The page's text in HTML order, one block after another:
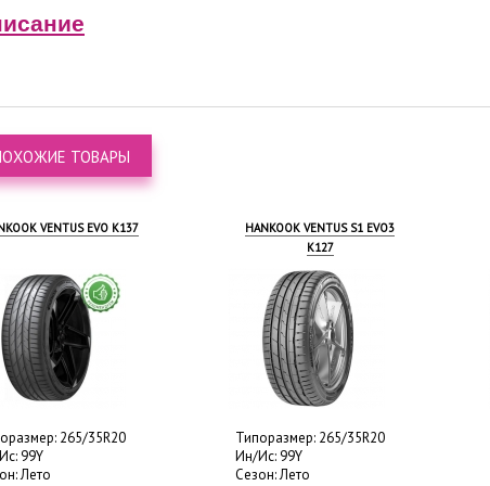
ТОВАРЫ
VENTUS EVO K137
265/35R20
99Y
Лето
HANKOOK VENTUS S1 EVO3
K127
Типоразмер: 265/35R20
Ин/Ис: 99Y
Сезон: Лето